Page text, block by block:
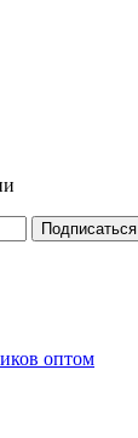
Подписаться
оптом